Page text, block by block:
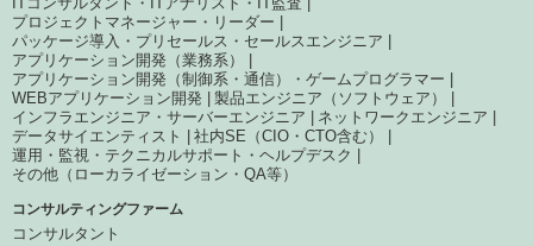
プロジェクトマネージャー・リーダー
パッケージ導入・プリセールス・セールスエンジニア
アプリケーション開発（業務系）
アプリケーション開発（制御系・通信）・ゲームプログラマー
WEBアプリケーション開発
製品エンジニア（ソフトウェア）
インフラエンジニア・サーバーエンジニア
ネットワークエンジニア
データサイエンティスト
社内SE（CIO・CTO含む）
運用・監視・テクニカルサポート・ヘルプデスク
その他（ローカライゼーション・QA等）
コンサルティングファーム
コンサルタント